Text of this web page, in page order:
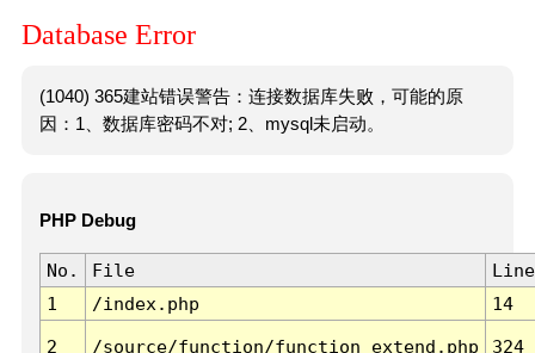
Database Error
(1040) 365建站错误警告：连接数据库失败，可能的原
因：1、数据库密码不对; 2、mysql未启动。
PHP Debug
No. File
Line
1
/index.php 14
2 /source/function/function_extend.php 324